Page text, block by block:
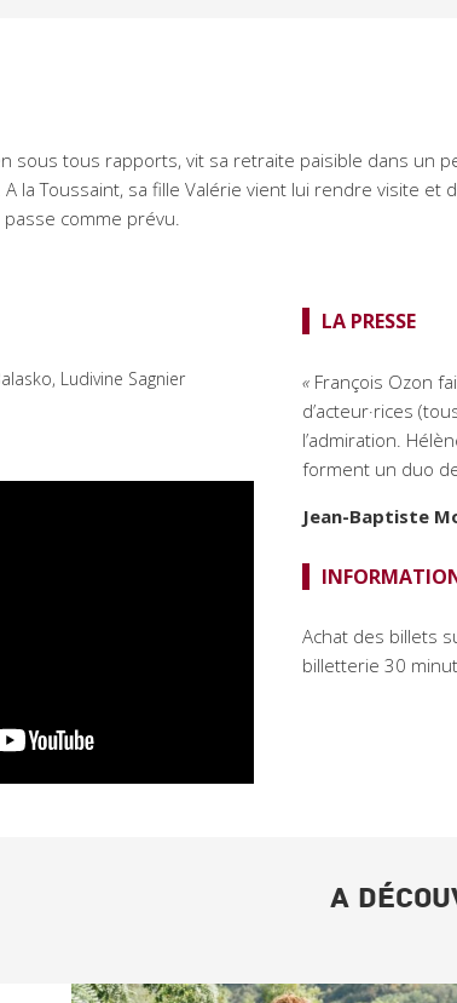
sous tous rapports, vit sa retraite paisible dans un
la Toussaint, sa fille Valérie vient lui rendre visite
comme prévu.
Ludivine Sagnier
LA PRESSE
« François Ozon
d’acteur·rices
l’admiration.
forment un duo
Jean-Baptiste
Achat des billets
billetterie 30
A